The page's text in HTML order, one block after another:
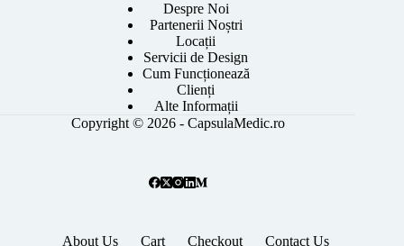
Despre Noi
Partenerii Noștri
Locații
Servicii de Design
Cum Funcționează
Clienți
Alte Informații
Copyright © 2026 - CapsulaMedic.ro
About Us Cart Checkout Contact Us